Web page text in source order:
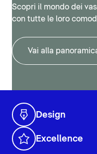
Scopri il mondo dei
con tutte le loro
Vai alla
Design
Excellence